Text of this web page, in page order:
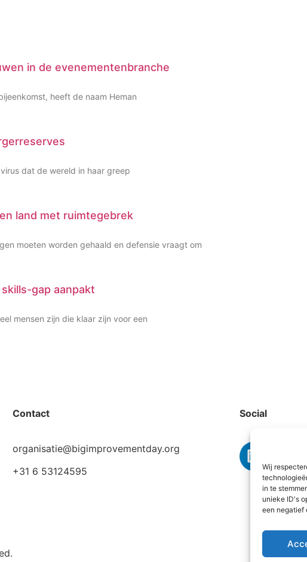
Wij
in te
unieke ID's
een negatief
in de evenementenbranche
heeft de naam Heman
dat de wereld in haar greep
land met ruimtegebrek
moeten worden gehaald en defensie vraagt om
gap aanpakt
mensen zijn die klaar zijn voor een
Contact
organisatie@bigimprovementday.org
+31 6 53124595
Social